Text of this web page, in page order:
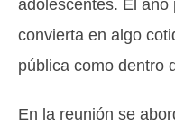
adolescentes. El
convierta en algo
pública como dentro
En la reunión se